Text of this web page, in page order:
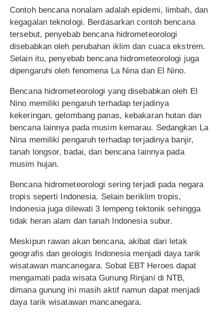
Contoh bencana nonalam adalah epidemi, limbah, dan
kegagalan teknologi. Berdasarkan contoh bencana
tersebut, penyebab bencana hidrometeorologi
disebabkan oleh perubahan iklim dan cuaca ekstrem.
Selain itu, penyebab bencana hidrometeorologi juga
dipengaruhi oleh fenomena La Nina dan El Nino.
Bencana hidrometeorologi yang disebabkan oleh El
Nino memiliki pengaruh terhadap terjadinya
kekeringan, gelombang panas, kebakaran hutan dan
bencana lainnya pada musim kemarau. Sedangkan La
Nina memiliki pengaruh terhadap terjadinya banjir,
tanah longsor, badai, dan bencana lainnya pada
musim hujan.
Bencana hidrometeorologi sering terjadi pada negara
tropis seperti Indonesia. Selain beriklim tropis,
Indonesia juga dilewati 3 lempeng tektonik sehingga
tidak heran alam dan tanah Indonesia subur.
Meskipun rawan akan bencana, akibat dari letak
geografis dan geologis Indonesia menjadi daya tarik
wisatawan mancanegara. Sobat EBT Heroes dapat
mengamati pada wisata Gunung Rinjani di NTB,
dimana gunung ini masih aktif namun dapat menjadi
daya tarik wisatawan mancanegara.